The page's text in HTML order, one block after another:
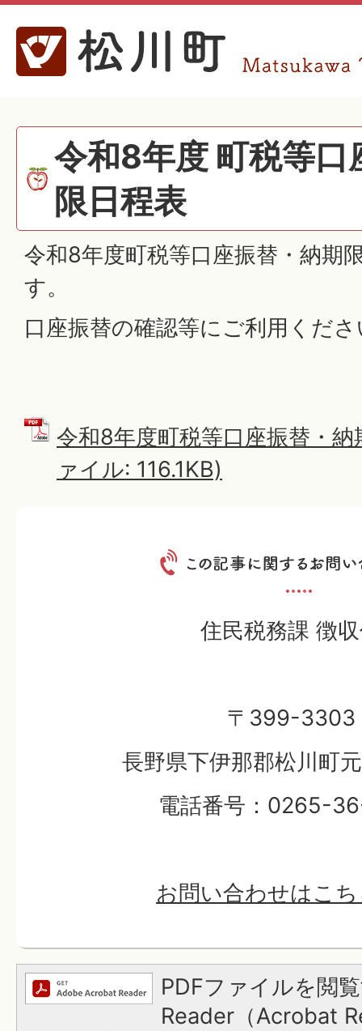
令和8年度 町税等口
限日程表
令和8年度町税等口座振替・納期
す。
口座振替の確認等にご利用くだ
令和8年度町税等口座振替・
ァイル: 116.1KB)
住民税務課 徴
〒399-3303
長野県下伊那郡松川町
電話番号：0265-
お問い合わせはこ
PDFファイルを閲
Reader（Acrobat